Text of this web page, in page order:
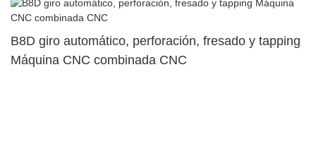
B8D giro automático, perforación, fresado y tapping
Máquina CNC combinada CNC